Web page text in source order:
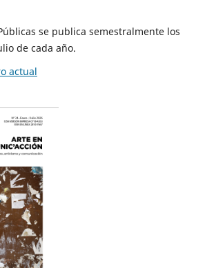
se publica semestralmente los
de cada año.
actual